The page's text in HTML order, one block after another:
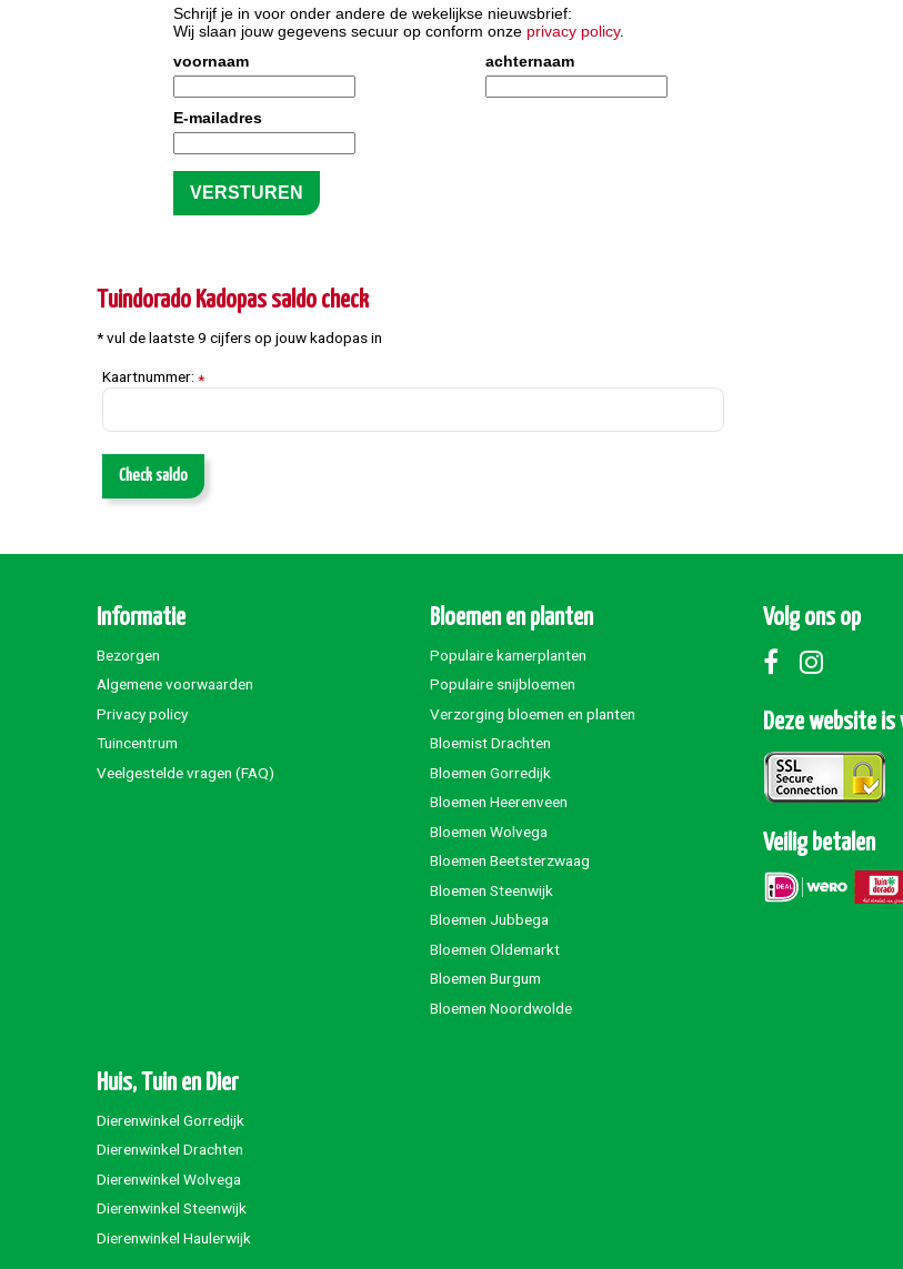
Schrijf je in voor onder andere de wekelijkse nieuwsbrief:
Wij slaan jouw gegevens secuur op conform onze privacy policy.
voornaam
achternaam
E-mailadres
Tuindorado Kadopas saldo check
* vul de laatste 9 cijfers op jouw kadopas in
Kaartnummer: *
Check saldo
Informatie
Bezorgen
Algemene voorwaarden
Privacy policy
Tuincentrum
Veelgestelde vragen (FAQ)
Bloemen en planten
Populaire kamerplanten
Populaire snijbloemen
Verzorging bloemen en planten
Bloemist Drachten
Bloemen Gorredijk
Bloemen Heerenveen
Bloemen Wolvega
Bloemen Beetsterzwaag
Bloemen Steenwijk
Bloemen Jubbega
Bloemen Oldemarkt
Bloemen Burgum
Bloemen Noordwolde
Huis, Tuin en Dier
Dierenwinkel Gorredijk
Dierenwinkel Drachten
Dierenwinkel Wolvega
Dierenwinkel Steenwijk
Dierenwinkel Haulerwijk
Volg ons op
Deze website is
Veilig betalen